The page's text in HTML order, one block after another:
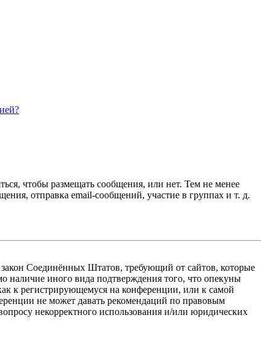
чтобы размещать сообщения, или нет. Тем не менее
отправка email-сообщений, участие в группах и т. д.
Соединённых Штатов, требующий от сайтов, которые
наличие иного вида подтверждения того, что опекуны
к регистрирующемуся на конференции, или к самой
не может давать рекомендаций по правовым
некорректного использования и/или юридических